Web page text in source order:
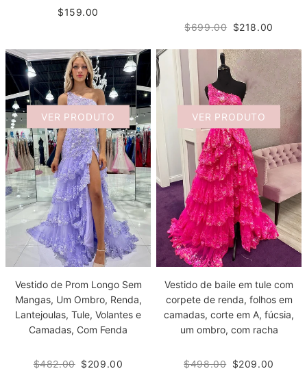
$159.00
$699.00 $218.00
VER PRODUTO
Vestido de Prom Longo Sem
Mangas, Um Ombro, Renda,
Lantejoulas, Tule, Volantes e
Camadas, Com Fenda
$482.00 $209.00
VER PRODUTO
Vestido de baile em tule com
corpete de renda, folhos em
camadas, corte em A, fúcsia,
um ombro, com racha
$498.00 $209.00